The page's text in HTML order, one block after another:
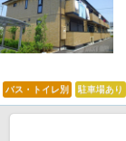
バス・トイレ別 駐車場あり